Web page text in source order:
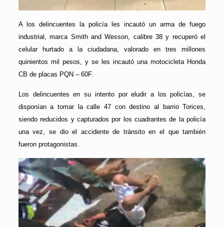
A los delincuentes la policía les incautó un arma de fuego
industrial, marca Smith and Wesson, calibre 38 y recuperó el
celular hurtado a la ciudadana, valorado en tres millones
quinientos mil pesos, y se les incautó una motocicleta Honda
CB de placas PQN – 60F.
Los delincuentes en su intento por eludir a los policías, se
disponían a tomar la calle 47 con destino al barrio Torices,
siendo reducidos y capturados por los cuadrantes de la policía
una vez, se dio el accidente de tránsito en el que también
fueron protagonistas.